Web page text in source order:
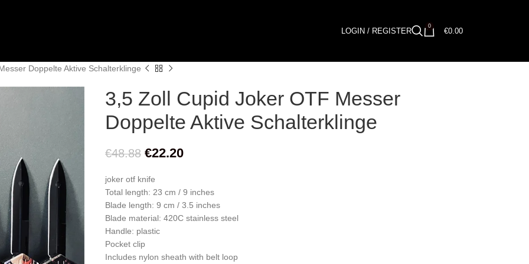
LOGIN / REGISTER
0
€0.00
Doppelte Aktive Schalterklinge
3,5 Zoll Cupid Joker OTF Messer
Doppelte Aktive Schalterklinge
€48.88 €22.20
joker otf knife
Total length: 23 cm / 9 inches
Blade length: 9 cm / 3.5 inches
Blade material: 420C stainless steel
Handle: plastic
Pocket clip
Includes nylon sheath with belt loop